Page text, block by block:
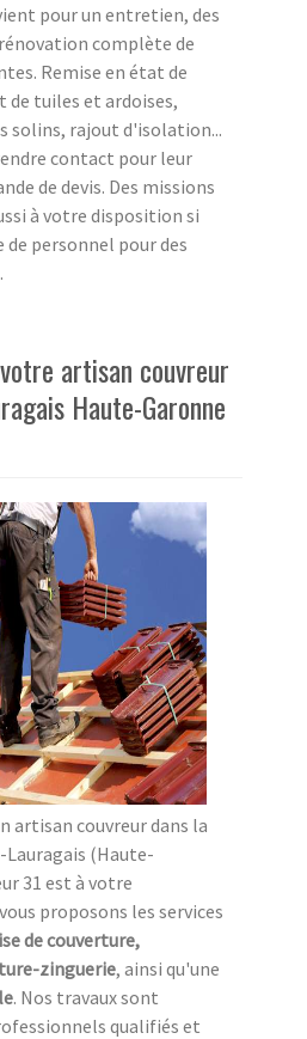
pour un entretien, des
complète de
Remise en état de
de tuiles et ardoises,
solins, rajout d'isolation...
contact pour leur
de devis. Des missions
à votre disposition si
de personnel pour des
artisan couvreur
Haute-Garonne
artisan couvreur dans la
(Haute-
31 est à votre
proposons les services
de couverture,
zinguerie, ainsi qu'une
. Nos travaux sont
qualifiés et